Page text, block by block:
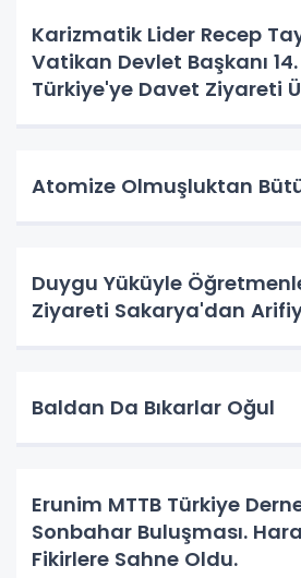
Karizmatik Lider Recep
Vatikan Devlet Başkanı
Türkiye'ye Davet Ziyareti
Atomize Olmuşluktan
Duygu Yüküyle
Ziyareti Sakarya'dan
Baldan Da Bıkarlar Oğul
Erunim MTTB Türkiye
Sonbahar Buluşması.
Fikirlere Sahne Oldu.